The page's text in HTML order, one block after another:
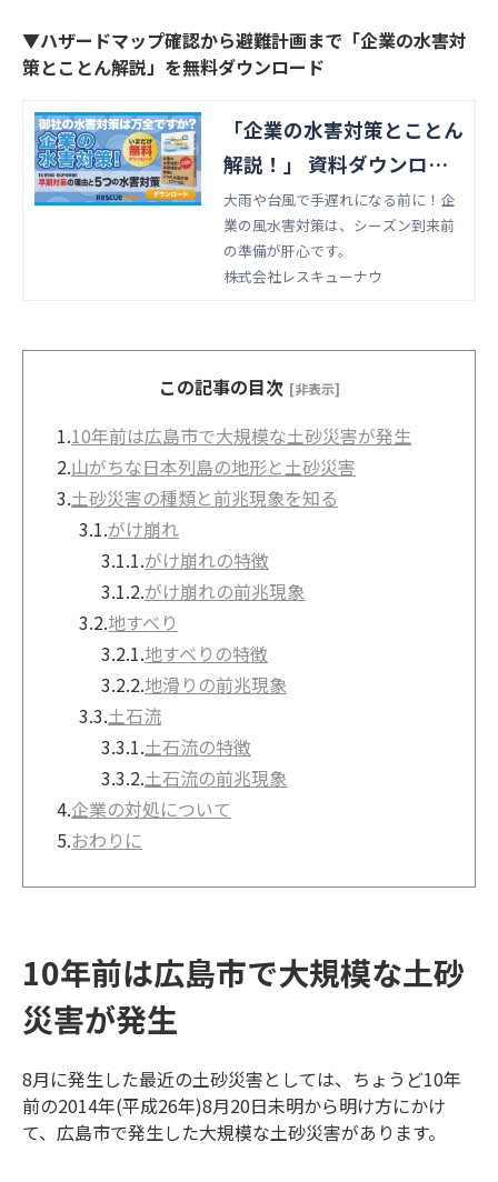
▼ハザードマップ確認から避難計画まで「企業の水害対
策とことん解説」を無料ダウンロード
「企業の水害対策とことん
解説！」 資料ダウンロー
ド
大雨や台風で手遅れになる前に！企
業の風水害対策は、シーズン到来前
の準備が肝心です。
株式会社レスキューナウ
この記事の目次 [非表示]
1.10年前は広島市で大規模な土砂災害が発生
2.山がちな日本列島の地形と土砂災害
3.土砂災害の種類と前兆現象を知る
3.1.がけ崩れ
3.1.1.がけ崩れの特徴
3.1.2.がけ崩れの前兆現象
3.2.地すべり
3.2.1.地すべりの特徴
3.2.2.地滑りの前兆現象
3.3.土石流
3.3.1.土石流の特徴
3.3.2.土石流の前兆現象
4.企業の対処について
5.おわりに
10年前は広島市で大規模な土砂
災害が発生
8月に発生した最近の土砂災害としては、ちょうど10年
前の2014年(平成26年)8月20日未明から明け方にかけ
て、広島市で発生した大規模な土砂災害があります。